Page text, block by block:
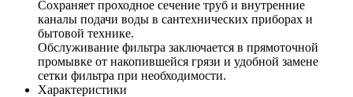
Сохраняет проходное сечение труб и внутренние
каналы подачи воды в сантехнических приборах и
бытовой технике.
Обслуживание фильтра заключается в прямоточной
промывке от накопившейся грязи и удобной замене
сетки фильтра при необходимости.
Характеристики